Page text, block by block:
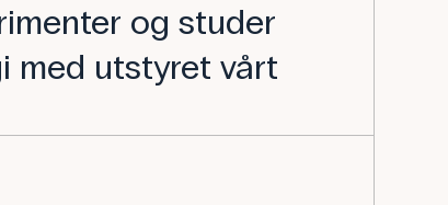
og studer
med utstyret vårt